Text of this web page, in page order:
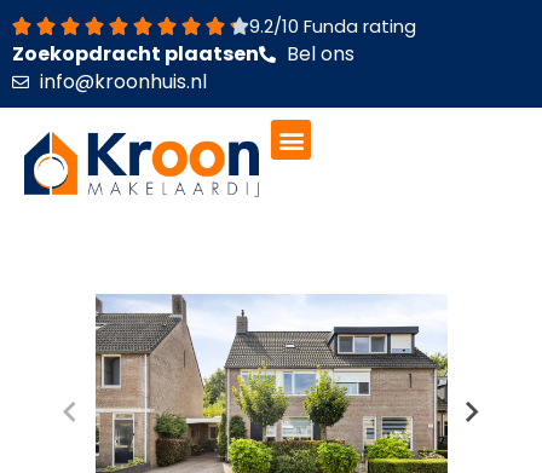
Ga
naar
de
inhoud
9.2/10 Funda rating
Zoekopdracht plaatsen
Bel ons
info@kroonhuis.nl